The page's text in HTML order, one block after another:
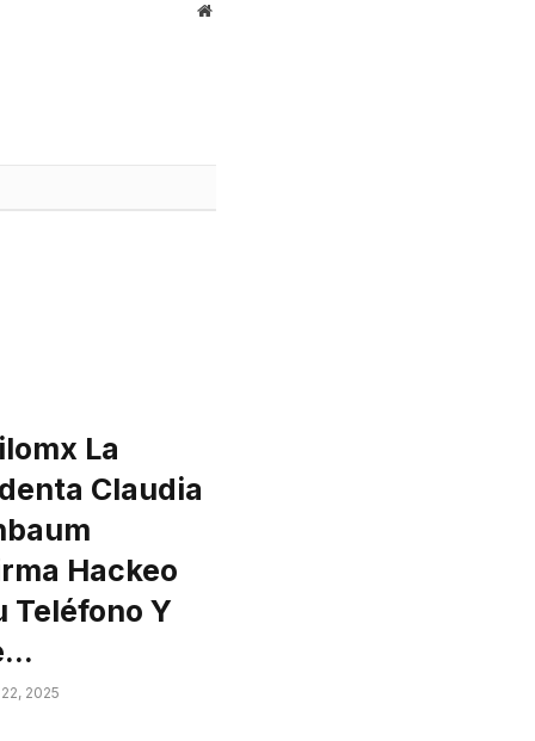
Website
La
Claudia
Hackeo
Teléfono Y
2025